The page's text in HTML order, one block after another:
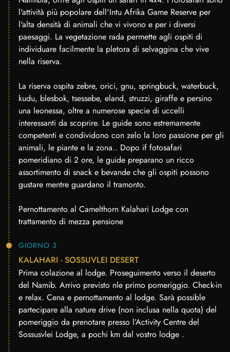
l'attività più popolare dell'Intu Afrika Game Reserve per
l'alta densità di animali che vi vivono e per i diversi
paesaggi. La vegetazione rada permette agli ospiti di
individuare facilmente la pletora di selvaggina che vive
nella riserva.
La riserva ospita zebre, orici, gnu, springbuck, waterbuck,
kudu, blesbok, tsessebe, eland, struzzi, giraffe e persino
una leonessa, oltre a numerose specie di uccelli
interessanti da scoprire. Le guide sono estremamente
competenti e condividono con zelo la loro passione per gli
animali, le piante e la zona.. Dopo if fotosafari
pomeridiano di 2 ore, le guide preparano un ricco
assortimento di snack e bevande che gli ospiti possono
gustare mentre guardano il tramonto.
Pernottamento al Camelthorn Kalahari Lodge con
trattamento di mezza pensione
GIORNO 3
KALAHARI - SOSSUVLEI DESERT
Prima colazione al lodge. Proseguimento verso il deserto
del Namib. Arrivo previsto nle primo pomeriggio. Check-in
e relax. Cena e pernottamento al lodge. Sarà possible
partecipare alla nature drive (non inclusa nella quota) del
pomeriggio da prenotare presso l’Activity Centre del
Sossusvlei Lodge, a pochi km dal vostro lodge .